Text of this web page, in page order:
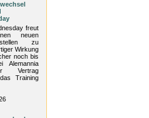
freut
neuen
zu
Wirkung
noch bis
Alemannia
Vertrag
Training